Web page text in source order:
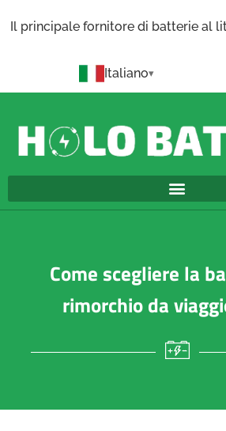
Il principale fornitore di batterie al
Italiano
Come scegliere la
rimorchio da